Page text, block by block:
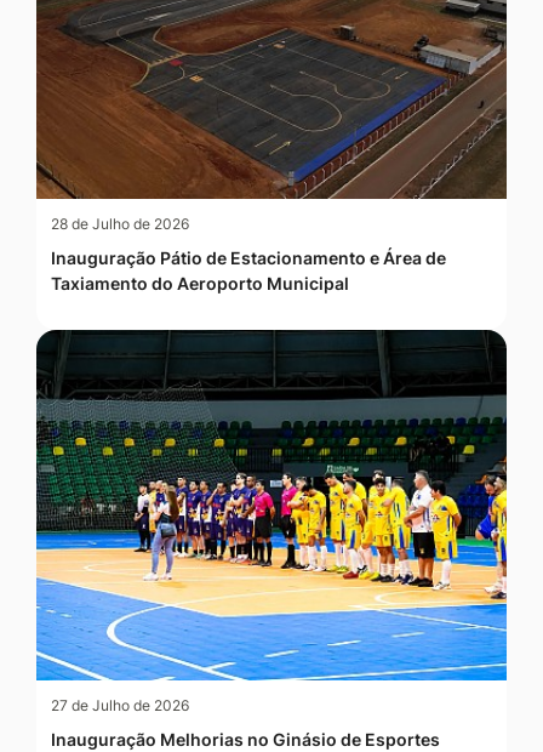
28 de Julho de 2026
Inauguração Pátio de Estacionamento e Área de
Taxiamento do Aeroporto Municipal
27 de Julho de 2026
Inauguração Melhorias no Ginásio de Esportes